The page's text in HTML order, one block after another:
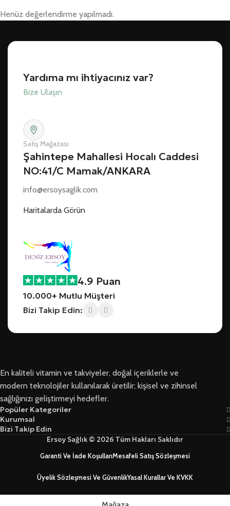
Henüz değerlendirme yapılmadı.
Yardıma mı ihtiyacınız var?
Bize Ulaşın
Satış Mağazası
Şahintepe Mahallesi Hocalı Caddesi
NO:41/C Mamak/ANKARA
info@ersoysaglik.com
Haritalarda Görün
4.9 Puan
10.000+ Mutlu Müşteri
Bizi Takip Edin:
En kaliteli vitamin ve takviyeler, doğal içeriklerle ve
modern teknolojiler kullanılarak üretilir; kişisel ve zihinsel
sağlığınızı geliştirmeyi hedefler.
Popüler Kategoriler
Kurumsal
Bizi Takip Edin
Ersoy Sağlık © 2026 Tüm Hakları Saklıdır
Garanti Ve İade KoşullarıMesafeli Satış Sözleşmesi
Üyelik Sözleşmesi Ve GüvenlikYasal Kurallar Ve KVKK